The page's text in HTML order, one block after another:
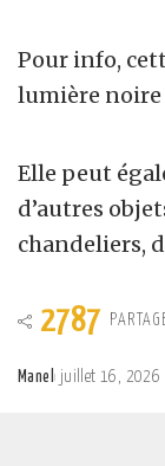
Pour info,
lumière noire
Elle peut
d’autres
chandeliers,
2787
Posted
Manel juillet 16, 2026